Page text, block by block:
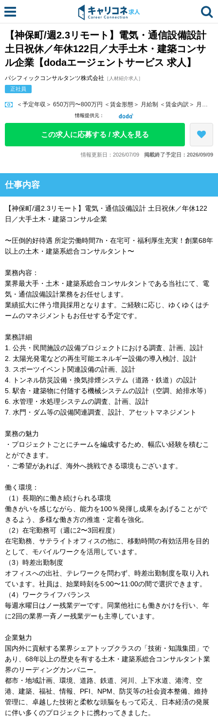
【神保町/週2.3リモート】電気・通信設備設計
土日祝休／年休122日／大手土木・建築コンサ
ル企業【dodaエージェントサービス 求人】
パシフィックコンサルタンツ株式会社 ［人材紹介求人］
正社員
＜予定年収＞ 650万円〜800万円 ＜賃金形態＞ 月給制 ＜賃金内訳＞ 月額（基本給）：270,000円〜580,000円 ＜月給＞ 2...
情報提供元：
この求人に応募する / 求人を見る
情報更新日：2026/07/09 掲載終了予定日：2026/09/09
仕事内容
【神保町/週2.3リモート】電気・通信設備設計 土日祝休／年休122
日／大手土木・建築コンサル企業
〜圧倒的好待遇 所定労働時間7h・在宅可・福利厚生充実！創業68年
以上の土木・建築系総合コンサルタント〜
業務内容：
業界最大手・土木・建築系総合コンサルタントである当社にて、電
気・通信設備設計業務をお任せします。
業績拡大に伴う増員採用となります。ご経験に応じ、ゆくゆくはチ
ームのマネジメントもお任せする予定です。
業務詳細
1. 公共・民間施設の設備プロジェクトにおける調査、計画、設計
2. 太陽光発電などの再生可能エネルギー設備の導入検討、設計
3. スポーツイベント関連設備の計画、設計
4. トンネル防災設備・換気排煙システム（道路・鉄道）の設計
5. 駅舎・建築物に付随する機械システムの設計（空調、給排水等）
6. 水管理・水処理システムの調査、計画、設計
7. 水門・ダム等の設備関連調査、設計、アセットマネジメント
業務の魅力
・プロジェクトごとにチームを編成するため、幅広い経験を積むこ
とができます。
・ご希望があれば、海外へ挑戦できる環境もございます。
働く環境：
（1）長期的に働き続けられる環境
働きがいを感じながら、能力を100％発揮し成果をあげることがで
きるよう、多様な働き方の推進・定着を強化。
（2）在宅勤務可（週に2〜3回程度）
在宅勤務、サテライトオフィスの他に、移動時間の有効活用を目的
として、モバイルワークを活用しています。
（3）時差出勤制度
オフィスへの出社、テレワークを問わず、時差出勤制度を取り入れ
ています。社員は、始業時刻を5:00〜11:00の間で選択できます。
（4）ワークライフバランス
毎週水曜日はノー残業デーです。同業他社にも働きかけを行い、年
に2回の業界一斉ノー残業デーも主導しています。
企業魅力
国内外に貢献する業界シェアトップクラスの「技術・知識集団」で
あり、68年以上の歴史を有する土木・建築系総合コンサルタント業
界のリーディングカンパニー。
都市・地域計画、環境、道路、鉄道、河川、上下水道、港湾、空
港、建築、福祉、情報、PFI、NPM、防災等の社会資本整備、維持
管理に、卓越した技術と柔軟な頭脳をもって応え、日本経済の発展
に伴い多くのプロジェクトに携わってきました。